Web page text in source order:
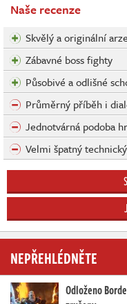
Naše recenze
Skvělý a originální
Zábavné boss fighty
Působivé a odlišné
Průměrný příběh i
Jednotvárná podoba
Velmi špatný
NEPŘEHLÉDNĚTE
Odloženo